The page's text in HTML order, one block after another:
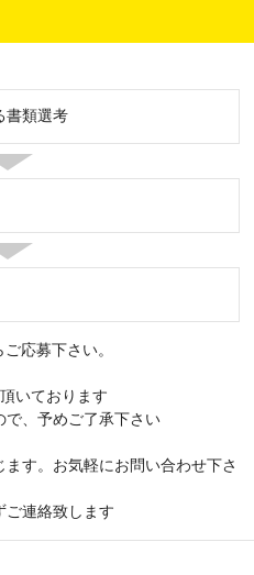
書類選考
応募下さい。
いております
、予めご了承下さい
す。お気軽にお問い合わせ下さ
連絡致します